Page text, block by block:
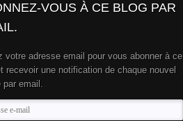
VOUS À CE BLOG PAR
votre adresse email pour vous abonner à ce
recevoir une notification de chaque nouvel
par email.